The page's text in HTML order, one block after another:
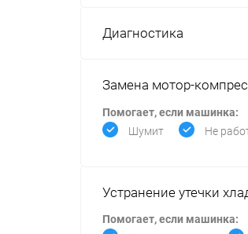
Диагностика
Замена мотор-
Помогает, если машинка:
Шумит
Не
Устранение утечки
Помогает, если машинка: